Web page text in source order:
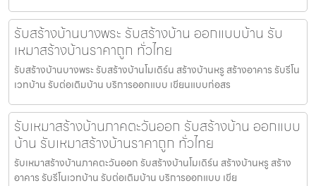
รับสร้างบ้านบางพระ รับสร้างบ้าน ออกแบบบ้าน รับ
เหมาสร้างบ้านราคาถูก ทั่วไทย
รับสร้างบ้านบางพระ รับสร้างบ้านโมเดิร์น สร้างบ้านหรู สร้างอาคาร รับรีโน
เวทบ้าน รับต่อเติมบ้าน บริการออกแบบ เขียนแบบก่อสร
รับเหมาสร้างบ้านภาคตะวันออก รับสร้างบ้าน ออกแบบ
บ้าน รับเหมาสร้างบ้านราคาถูก ทั่วไทย
รับเหมาสร้างบ้านภาคตะวันออก รับสร้างบ้านโมเดิร์น สร้างบ้านหรู สร้าง
อาคาร รับรีโนเวทบ้าน รับต่อเติมบ้าน บริการออกแบบ เขีย